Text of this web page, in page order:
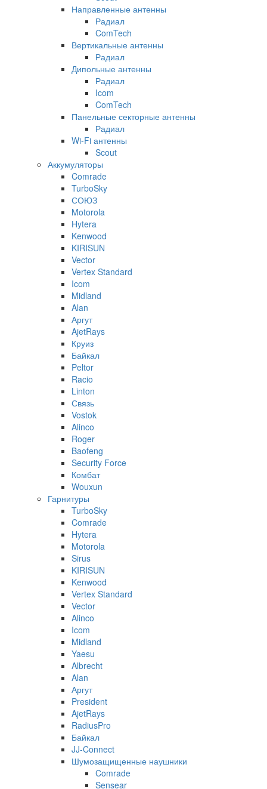
Направленные антенны
Радиал
ComTech
Вертикальные антенны
Радиал
Дипольные антенны
Радиал
Icom
ComTech
Панельные секторные антенны
Радиал
Wi-Fi антенны
Scout
Аккумуляторы
Comrade
TurboSky
СОЮЗ
Motorola
Hytera
Kenwood
KIRISUN
Vector
Vertex Standard
Icom
Midland
Alan
Аргут
AjetRays
Круиз
Байкал
Peltor
Racio
Linton
Связь
Vostok
Alinco
Roger
Baofeng
Security Force
Комбат
Wouxun
Гарнитуры
TurboSky
Comrade
Hytera
Motorola
Sirus
KIRISUN
Kenwood
Vertex Standard
Vector
Alinco
Icom
Midland
Yaesu
Albrecht
Alan
Аргут
President
AjetRays
RadiusPro
Байкал
JJ-Connect
Шумозащищенные наушники
Comrade
Sensear